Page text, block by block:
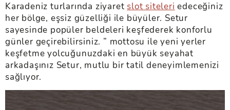
Karadeniz turlarında ziyaret slot siteleri edeceğiniz
her bölge, eşsiz güzelliği ile büyüler. Setur
sayesinde popüler beldeleri keşfederek konforlu
günler geçirebilirsiniz. ” mottosu ile yeni yerler
keşfetme yolcuğunuzdaki en büyük seyahat
arkadaşınız Setur, mutlu bir tatil deneyimlemenizi
sağlıyor.